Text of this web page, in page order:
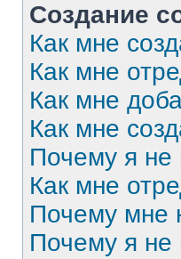
Создание
Как мне
Как мне
Как мне
Как мне
Почему я не
Как мне
Почему мне
Почему я не